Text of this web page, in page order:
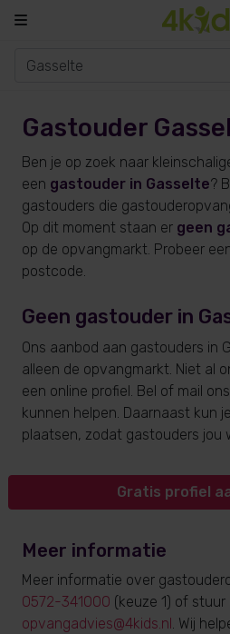
Gastouder
Ben je op zoek naar
een gastouder in Gasselte?
gastouders die
Op dit moment staan er geen
op de opvangmarkt. Probeer
postcode.
Geen gastouder in
Ons aanbod aan gastouders in
alleen de opvangmarkt. Niet al
een online profiel. Bel of mail
kunnen helpen. Daarnaast kun
plaatsen, zodat gastouders jou
Gratis profiel
Meer informatie
Meer informatie over
0572-341000 (keuze 1) of
opvangadvies@4kids.nl. Wij